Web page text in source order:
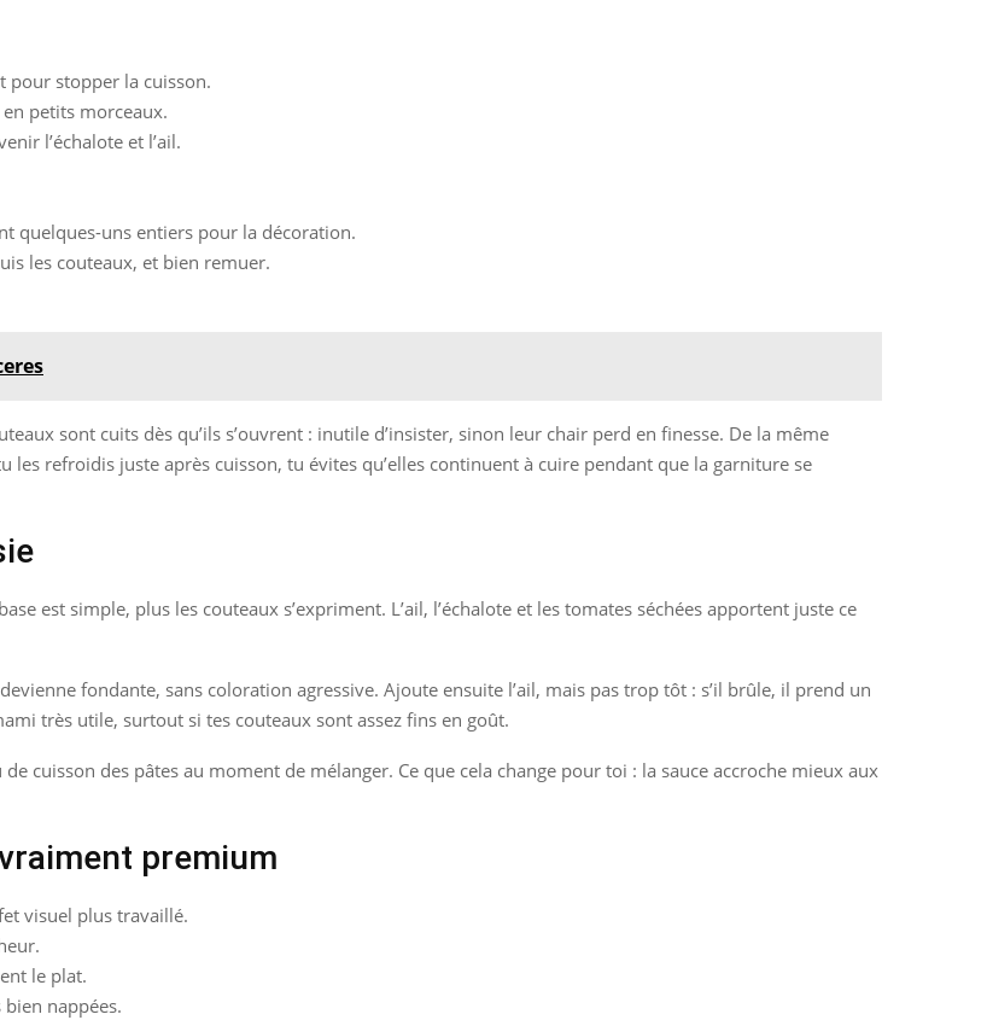
pour stopper la cuisson.
en petits morceaux.
l’échalote et l’ail.
quelques-uns entiers pour la décoration.
les couteaux, et bien remuer.
sont cuits dès qu’ils s’ouvrent : inutile d’insister, sinon leur chair perd en finesse. De la même
refroidis juste après cuisson, tu évites qu’elles continuent à cuire pendant que la garniture se
est simple, plus les couteaux s’expriment. L’ail, l’échalote et les tomates séchées apportent juste ce
fondante, sans coloration agressive. Ajoute ensuite l’ail, mais pas trop tôt : s’il brûle, il prend un
très utile, surtout si tes couteaux sont assez fins en goût.
cuisson des pâtes au moment de mélanger. Ce que cela change pour toi : la sauce accroche mieux aux
premium
visuel plus travaillé.
le plat.
nappées.